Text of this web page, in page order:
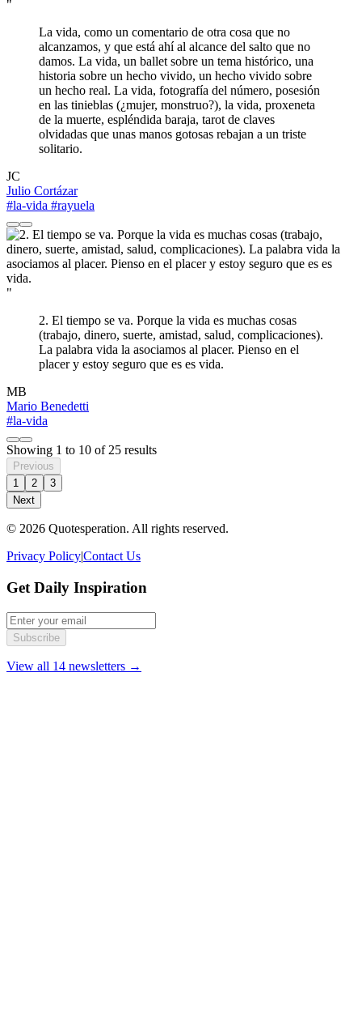
"
La vida, como un comentario de otra cosa que no
alcanzamos, y que está ahí al alcance del salto que no
damos. La vida, un ballet sobre un tema histórico, una
historia sobre un hecho vivido, un hecho vivido sobre
un hecho real. La vida, fotografía del número, posesión
en las tinieblas (¿mujer, monstruo?), la vida, proxeneta
de la muerte, espléndida baraja, tarot de claves
olvidadas que unas manos gotosas rebajan a un triste
solitario.
JC
Julio Cortázar
#la-vida #rayuela
"
2. El tiempo se va. Porque la vida es muchas cosas
(trabajo, dinero, suerte, amistad, salud, complicaciones).
La palabra vida la asociamos al placer. Pienso en el
placer y estoy seguro que es es vida.
MB
Mario Benedetti
#la-vida
Showing 1 to 10 of 25 results
Previous
1
2
3
Next
© 2026 Quotesperation. All rights reserved.
Privacy Policy|Contact Us
Get Daily Inspiration
Subscribe
View all 14 newsletters →